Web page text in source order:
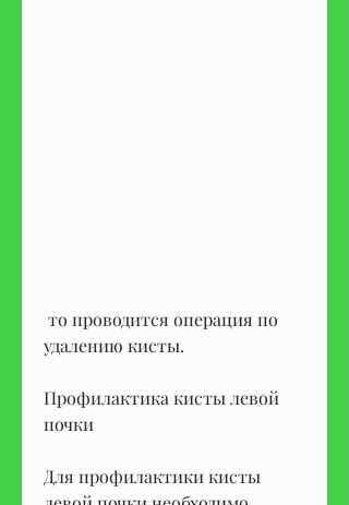
удалению кисты.
Профилактика кисты левой
почки
Для профилактики кисты